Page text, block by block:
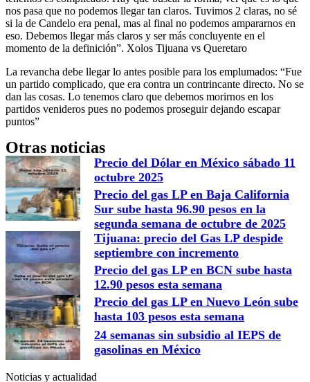
nos pasa que no podemos llegar tan claros. Tuvimos 2 claras, no sé
si la de Candelo era penal, mas al final no podemos ampararnos en
eso. Debemos llegar más claros y ser más concluyente en el
momento de la definición”. Xolos Tijuana vs Queretaro
La revancha debe llegar lo antes posible para los emplumados: “Fue
un partido complicado, que era contra un contrincante directo. No se
dan las cosas. Lo tenemos claro que debemos morirnos en los
partidos venideros pues no podemos proseguir dejando escapar
puntos”
Otras noticias
Precio del Dólar en México sábado 11
octubre 2025
Precio del gas LP en Baja California
Sur sube hasta 96.90 pesos en la
segunda semana de octubre de 2025
Tijuana: precio del Gas LP despide
septiembre con incremento
Precio del gas LP en BCN sube hasta
12.90 pesos esta semana
Precio del gas LP en Nuevo León sube
hasta 103 pesos esta semana
24 semanas sin subsidio al IEPS de
gasolinas en México
Noticias y actualidad